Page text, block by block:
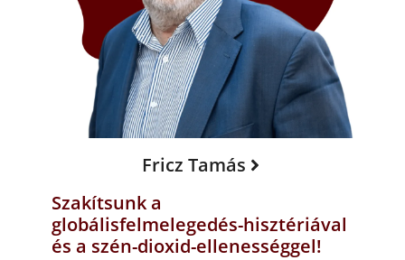
Fricz Tamás
Szakítsunk a
globálisfelmelegedés-hisztériával
és a szén-dioxid-ellenességgel!